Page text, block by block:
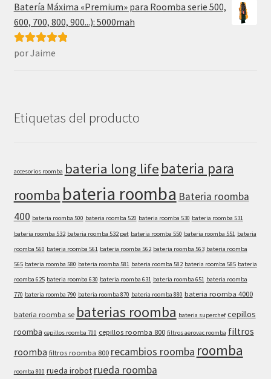
Batería Máxima «Premium» para Roomba serie 500,
600, 700, 800, 900...): 5000mah
Valorado con
por Jaime
Etiquetas del producto
accesorios roomba bateria long life bateria para
roomba bateria roomba Bateria roomba
400 bateria roomba 500 bateria roomba 520 bateria roomba 530 bateria roomba 531
bateria roomba 532 bateria roomba 532 pet bateria roomba 550 bateria roomba 551 bateria
roomba 560 bateria roomba 561 bateria roomba 562 bateria roomba 563 bateria roomba
565 bateria roomba 580 bateria roomba 581 bateria roomba 582 bateria roomba 585 bateria
roomba 625 bateria roomba 630 bateria roomba 631 bateria roomba 651 bateria roomba
770 bateria roomba 790 bateria roomba 870 bateria roomba 880 bateria roomba 4000
bateria roomba se baterias roomba bateria superchef cepillos
roomba cepillos roomba 700 cepillos roomba 800 filtros aerovac roomba filtros
roomba filtros roomba 800 recambios roomba roomba
roomba 800 rueda irobot rueda roomba